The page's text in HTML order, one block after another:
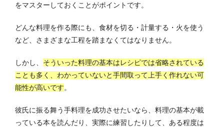
をマスターしておくことがポイントです。
どんな料理を作る際にも、食材を切る・計量する・火を使う
など、さまざまな工程を踏まなくてはなりません。
しかし、 そういった料理の基本はレシピでは省略されている
ことも多く、わかっていないと手間取って上手く作れない可
能性が高いです。
彼氏に振る舞う手料理を成功させたいなら、料理の基本が載
っている本を読んだり、実際に練習したりして、ある程度は